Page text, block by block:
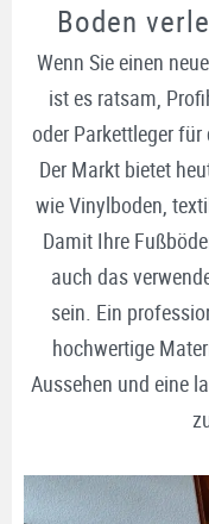
Boden
Wenn Sie einen
ist es ratsam,
oder Parkettleger
Der Markt bietet
wie Vinylboden,
Damit Ihre
auch das
sein. Ein
hochwertige
Aussehen und eine